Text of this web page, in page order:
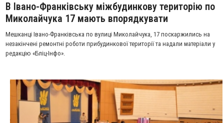
В Івано-Франківську міжбудинкову територію по
Миколайчука 17 мають впорядкувати
Мешканці Івано-Франківська по вулиці Миколайчука, 17 поскаржились на
незакінчені ремонтні роботи прибудинкової території та надали матеріали у
редакцію «Бліц-Інфо».